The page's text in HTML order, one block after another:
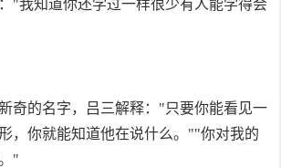
"我知道你还学过一样很少有人能学得会
奇的名字，吕三解释："只要你能看见一
，你就能知道他在说什么。""你对我的
"